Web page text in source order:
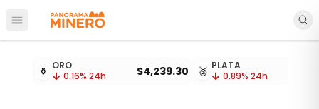
Abrir menú principal
Cotizaciones de metales actualizadas cada 15
⚱️ ORO
0.16% 24h $4,239.30 🥈 PLATA
0.89% 24h